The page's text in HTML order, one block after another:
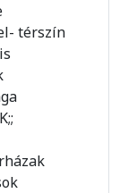
térszín
K;;